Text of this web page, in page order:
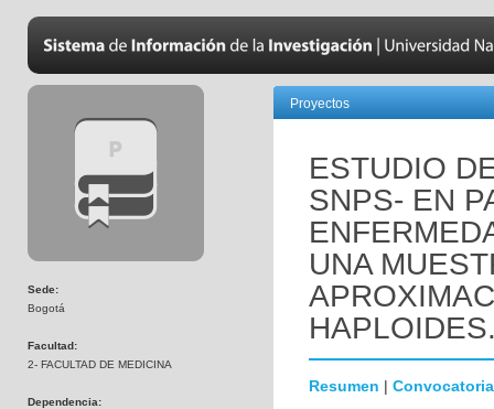
Sede:
Bogotá
Facultad:
2- FACULTAD DE MEDICINA
Dependencia:
Proyectos
ESTUDIO
SNPS- EN
UNA
Resumen | Convocatoria